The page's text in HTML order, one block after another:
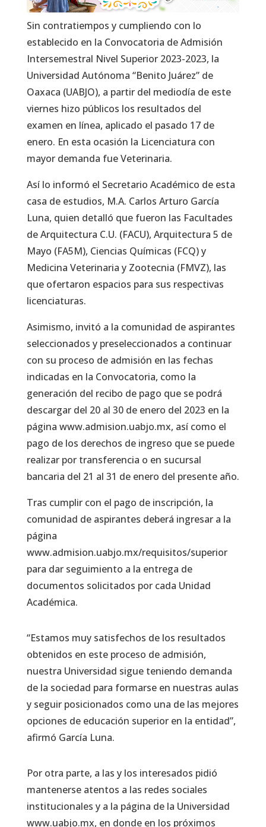
Sin contratiempos y cumpliendo con lo
establecido en la Convocatoria de Admisión
Intersemestral Nivel Superior 2023-2023, la
Universidad Autónoma “Benito Juárez” de
Oaxaca (UABJO), a partir del mediodía de este
viernes hizo públicos los resultados del
examen en línea, aplicado el pasado 17 de
enero. En esta ocasión la Licenciatura con
mayor demanda fue Veterinaria.
Así lo informó el Secretario Académico de esta
casa de estudios, M.A. Carlos Arturo García
Luna, quien detalló que fueron las Facultades
de Arquitectura C.U. (FACU), Arquitectura 5 de
Mayo (FA5M), Ciencias Químicas (FCQ) y
Medicina Veterinaria y Zootecnia (FMVZ), las
que ofertaron espacios para sus respectivas
licenciaturas.
Asimismo, invitó a la comunidad de aspirantes
seleccionados y preseleccionados a continuar
con su proceso de admisión en las fechas
indicadas en la Convocatoria, como la
generación del recibo de pago que se podrá
descargar del 20 al 30 de enero del 2023 en la
página www.admision.uabjo.mx, así como el
pago de los derechos de ingreso que se puede
realizar por transferencia o en sucursal
bancaria del 21 al 31 de enero del presente año.
Tras cumplir con el pago de inscripción, la
comunidad de aspirantes deberá ingresar a la
página
www.admision.uabjo.mx/requisitos/superior
para dar seguimiento a la entrega de
documentos solicitados por cada Unidad
Académica.
“Estamos muy satisfechos de los resultados
obtenidos en este proceso de admisión,
nuestra Universidad sigue teniendo demanda
de la sociedad para formarse en nuestras aulas
y seguir posicionados como una de las mejores
opciones de educación superior en la entidad”,
afirmó García Luna.
Por otra parte, a las y los interesados pidió
mantenerse atentos a las redes sociales
institucionales y a la página de la Universidad
www.uabjo.mx, en donde en los próximos